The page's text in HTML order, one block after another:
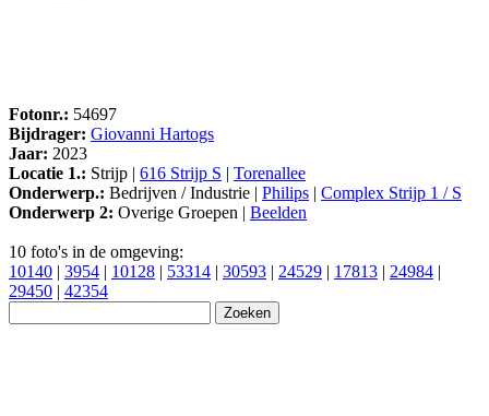
Fotonr.: 54697
Bijdrager: Giovanni Hartogs
Jaar: 2023
Locatie 1.: Strijp | 616 Strijp S | Torenallee
Onderwerp.: Bedrijven / Industrie | Philips | Complex Strijp 1 / S
Onderwerp 2: Overige Groepen | Beelden
10 foto's in de omgeving:
10140 | 3954 | 10128 | 53314 | 30593 | 24529 | 17813 | 24984 |
29450 | 42354